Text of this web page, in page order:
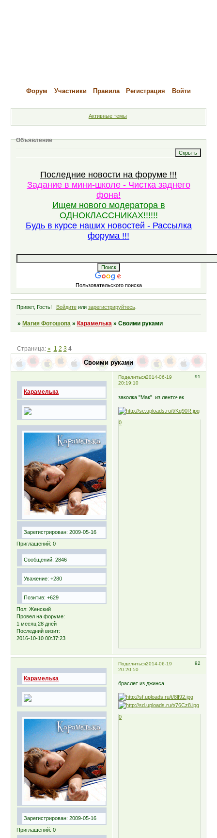
Форум Участники Правила Регистрация Войти
Активные темы
Объявление
Последние новости на форуме !!!
Задание в мини-школе - Чистка заднего
фона!
Ищем нового модератора в
ОДНОКЛАССНИКАХ!!!!!!
Будь в курсе наших новостей - Рассылка
форума !!!
Пользовательского поиска
Привет, Гость! Войдитеили зарегистрируйтесь.
» Магия Фотошопа » Карамелька » Своими руками
Своими руками
Страница: « 1 2 3 4
Поделиться 91
2014-06-19
20:19:10
Карамелька
Зарегистрирован: 2009-05-16
Приглашений: 0
Сообщений: 2846
Уважение: +280
Позитив: +629
Пол: Женский
Провел на форуме:
1 месяц 28 дней
Последний визит:
2016-10-10 00:37:23
заколка "Мак" из ленточек
0
Поделиться 92
2014-06-19
20:20:50
Карамелька
Зарегистрирован: 2009-05-16
Приглашений: 0
браслет из джинса
0